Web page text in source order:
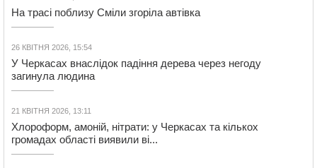
На трасі поблизу Сміли згоріла автівка
26 КВІТНЯ 2026, 15:54
У Черкасах внаслідок падіння дерева через негоду
загинула людина
21 КВІТНЯ 2026, 13:11
Хлороформ, амоній, нітрати: у Черкасах та кількох
громадах області виявили ві...